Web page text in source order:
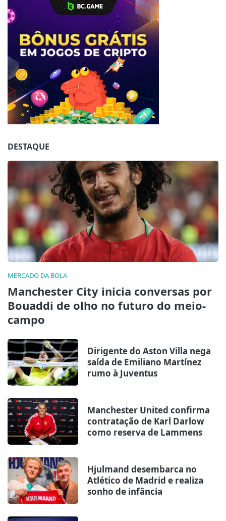
Jogue com responsabilidade. 18+
DESTAQUE
MERCADO DA BOLA
Manchester City inicia conversas por
Bouaddi de olho no futuro do meio-
campo
Dirigente do Aston Villa nega
saída de Emiliano Martínez
rumo à Juventus
Manchester United confirma
contratação de Karl Darlow
como reserva de Lammens
Hjulmand desembarca no
Atlético de Madrid e realiza
sonho de infância